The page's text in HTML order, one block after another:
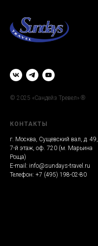
© 2025 «Сандейз Тревел» ®
КОНТАКТЫ
г. Москва, Сущевский вал, д. 49,
7-й этаж, оф. 720 (м. Марьина
Роща)
E-mail: info@sundays-travel.ru
Телефон: +7 (495) 198-02-80